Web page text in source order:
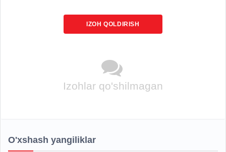
IZOH QOLDIRISH
Izohlar qo'shilmagan
O'xshash yangiliklar